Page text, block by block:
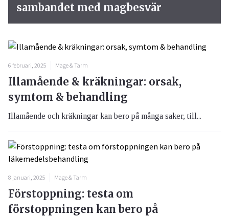
sambandet med magbesvär
6 februari, 2025 Mage & Tarm
Illamående & kräkningar: orsak,
symtom & behandling
Illamående och kräkningar kan bero på många saker, till...
8 januari, 2025 Mage & Tarm
Förstoppning: testa om
förstoppningen kan bero på